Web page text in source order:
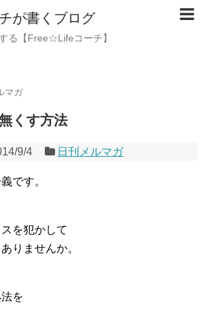
が書くブログ
る【Free☆Lifeコーチ】
マガ
くす方法
9/4 日刊メルマガ
です。
を犯かして
りませんか。
を